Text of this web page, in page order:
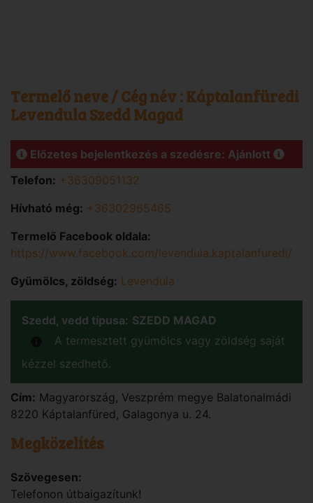
Termelő neve / Cég név : Káptalanfüredi
Levendula Szedd Magad
Előzetes bejelentkezés a szedésre: Ajánlott
Telefon: +36309051132
Hívható még: +36302965465
Termelő Facebook oldala:
https://www.facebook.com/levendula.kaptalanfuredi/
Gyümölcs, zöldség: Levendula
Szedd, vedd típusa: SZEDD MAGAD
A termesztett gyümölcs vagy zöldség saját
kézzel szedhető.
Cím: Magyarország , Veszprém megye Balatonalmádi
8220 Káptalanfüred, Galagonya u. 24.
Megközelítés
Szövegesen:
Telefonon útbaigazítunk!